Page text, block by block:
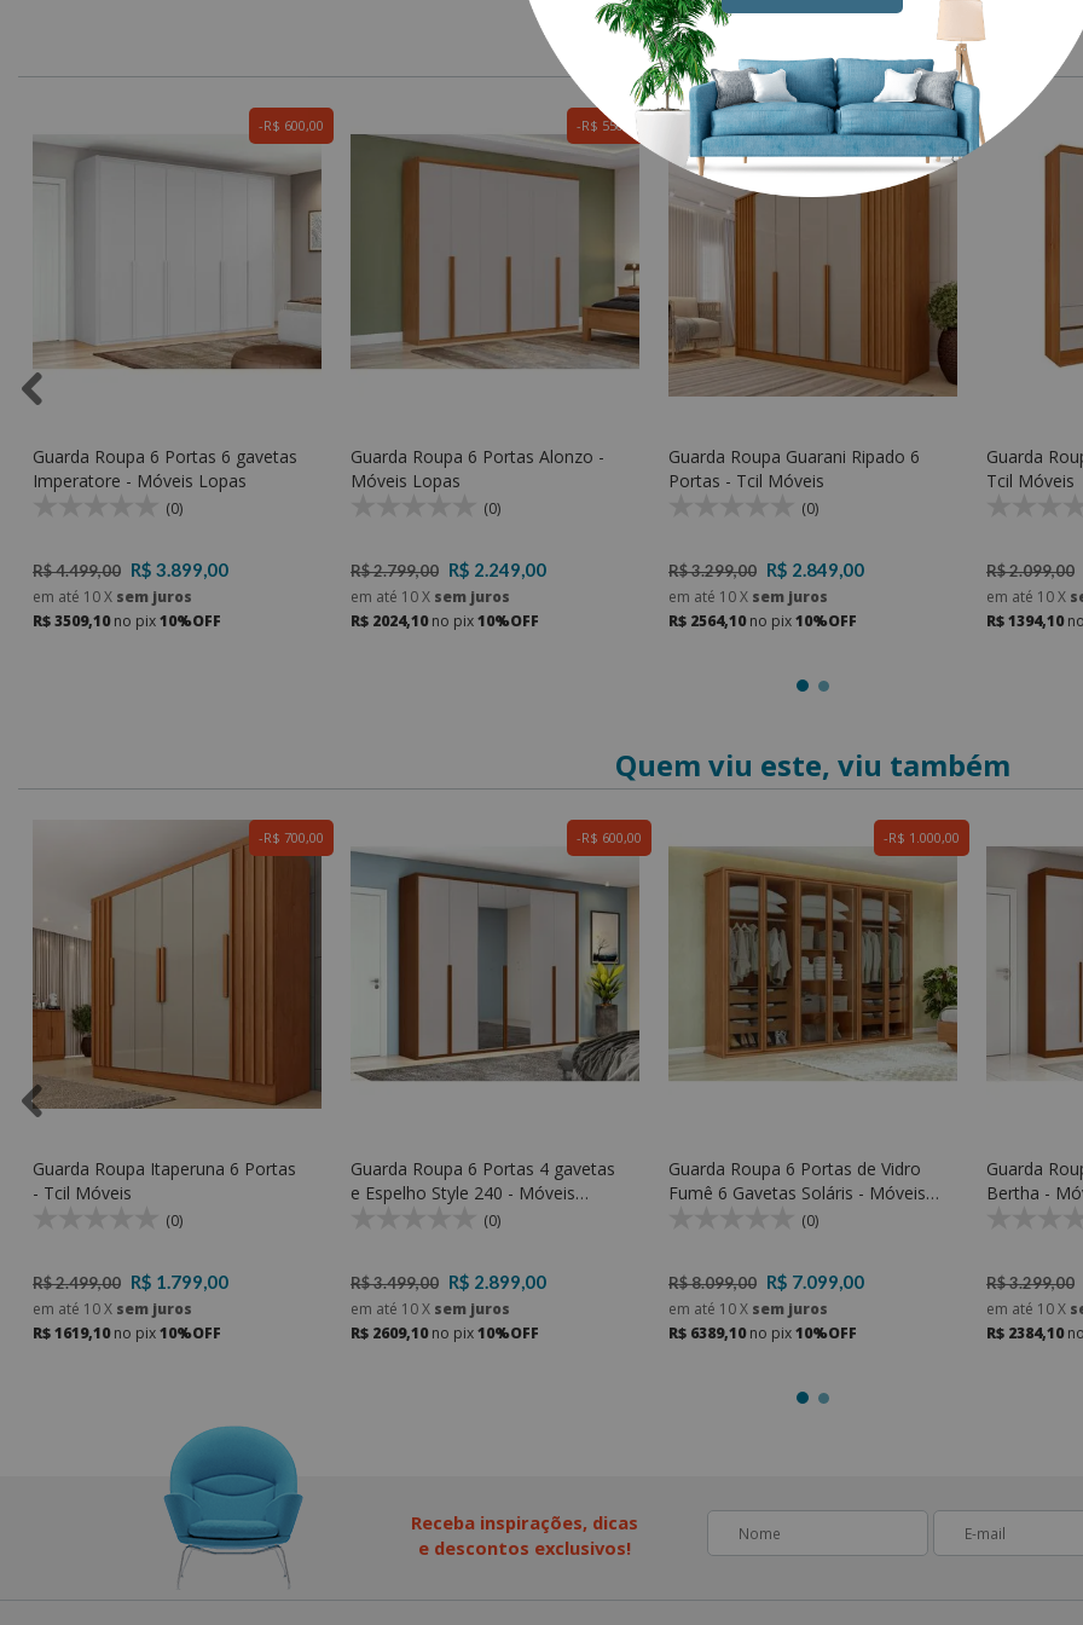
Mais produtos para este ambiente
R$ 600,00
Guarda Roupa 6 Portas 6 gavetas
Imperatore - Móveis Lopas
(0)
R$ 4.499,00 R$ 3.899,00
em até 10X sem juros
R$ 3509,10no pix10%OFF
R$ 550,00
Guarda Roupa 6 Portas Alonzo -
Móveis Lopas
(0)
R$ 2.799,00 R$ 2.249,00
em até 10X sem juros
R$ 2024,10no pix10%OFF
R$ 450,00
Guarda Roupa Guarani Ripado 6
Portas - Tcil Móveis
(0)
R$ 3.299,00 R$ 2.849,00
em até 10X sem juros
R$ 2564,10no pix10%OFF
Guarda
Tcil Móveis
R$ 2.099,00
em até 10X
R$ 1394,10
Quem viu este, viu também
R$ 700,00
Guarda Roupa Itaperuna 6 Portas
- Tcil Móveis
(0)
R$ 2.499,00 R$ 1.799,00
em até 10X sem juros
R$ 1619,10no pix10%OFF
R$ 600,00
Guarda Roupa 6 Portas 4 gavetas
e Espelho Style 240 - Móveis
(0)
R$ 3.499,00 R$ 2.899,00
em até 10X sem juros
R$ 2609,10no pix10%OFF
R$ 1.000,00
Guarda Roupa 6 Portas de Vidro
Fumê 6 Gavetas Soláris - Móveis
(0)
R$ 8.099,00 R$ 7.099,00
em até 10X sem juros
R$ 6389,10no pix10%OFF
Guarda
Bertha -
R$ 3.299,00
em até 10X
R$ 2384,10
Receba inspirações, dicas
e descontos exclusivos!